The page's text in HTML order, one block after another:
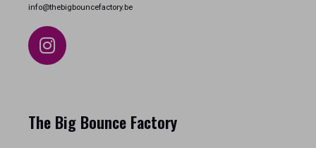
The Big Bounce Factory
info@thebigbouncefactory.be